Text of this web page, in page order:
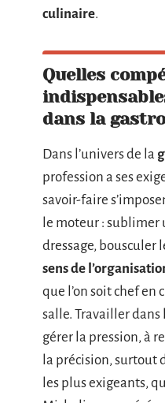
culinaire.
Quelles
dans la
Dans l’univers de la
profession a ses
savoir-faire
le moteur :
dressage, bousculer
sens de
que l’on soit chef en
salle. Travailler dans
gérer la pression, à
la précision, surtout
les plus exigeants,